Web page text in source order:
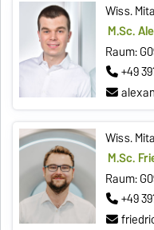
Wiss.
M.Sc.
Raum:
+49
Wiss.
M.Sc.
Raum:
+49